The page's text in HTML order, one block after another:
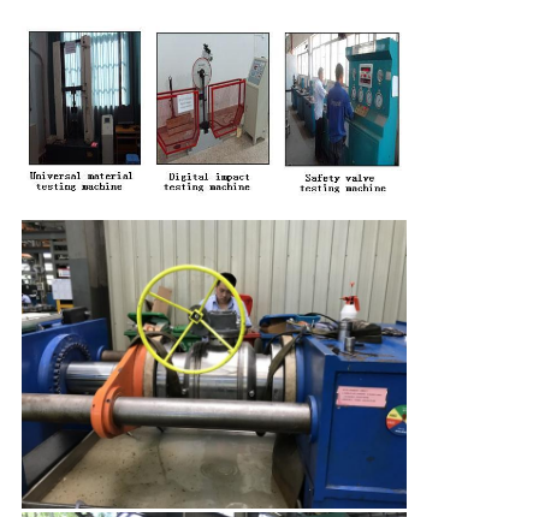
कारखाने
का
दौरा
गुणवत्ता
नियंत्रण
हमसे
संपर्क
करें